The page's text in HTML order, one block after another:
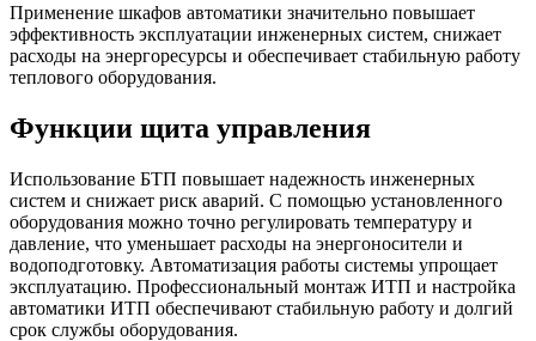
Применение шкафов автоматики значительно повышает
эффективность эксплуатации инженерных систем, снижает
расходы на энергоресурсы и обеспечивает стабильную работу
теплового оборудования.
Функции щита управления
Использование БТП повышает надежность инженерных
систем и снижает риск аварий. С помощью установленного
оборудования можно точно регулировать температуру и
давление, что уменьшает расходы на энергоносители и
водоподготовку. Автоматизация работы системы упрощает
эксплуатацию. Профессиональный монтаж ИТП и настройка
автоматики ИТП обеспечивают стабильную работу и долгий
срок службы оборудования.